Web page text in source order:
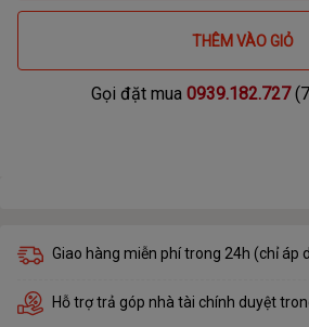
THÊM VÀO GIỎ
Gọi đặt mua 0939.182.727
Giao hàng miễn phí trong 24h (chỉ áp
Hỗ trợ trả góp nhà tài chính duyệt